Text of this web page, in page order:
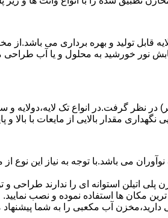
قابل تولید و بهره برداری می
نور خورشید به محلول و یا آب
مقدار بالایی از مایعات با بالا و
دیگر افتخارات تولیدی ایده نوآوران می باشد.با
اتیلن استوانه ای را ندارند طراحی و
مکان ها استفاده نموده و نصب نمایید.
آب مکعبی را به شما پیشنهاد